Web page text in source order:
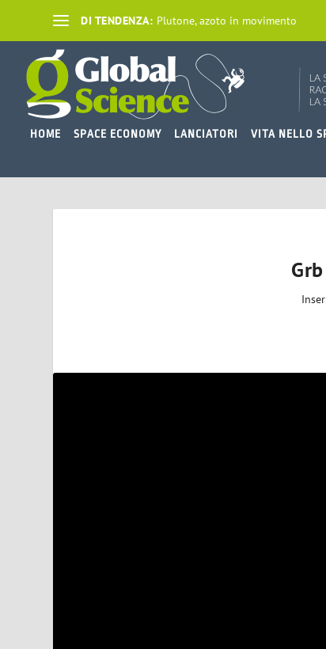
DI TENDENZA: Plutone, azoto in movimento
HOME SPACE ECONOMY LANCIATORI VITA NELLO